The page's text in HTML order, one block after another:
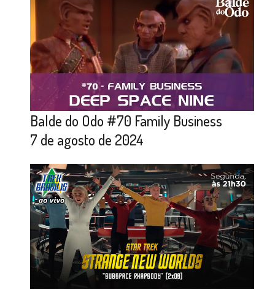
Balde do Odo #70 Family Business
7 de agosto de 2024